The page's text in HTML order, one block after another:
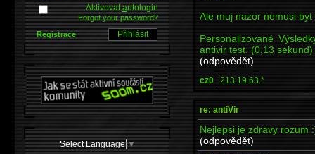
Ale muj nazor nemusi byt
Personalizované
antivir test. (0,13 sekund)
(odpovědět)
cz0 | 213.19.63.*
re: antiVir
Nejlepsi je zdravy rozum
(odpovědět)
Aktivovatautologin
Forgot your password?
Registrace
Select Language ▼